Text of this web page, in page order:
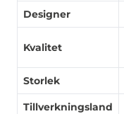
Designer
Kvalitet
Storlek
Tillverkningsland